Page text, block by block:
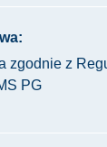
zgodnie z
PG